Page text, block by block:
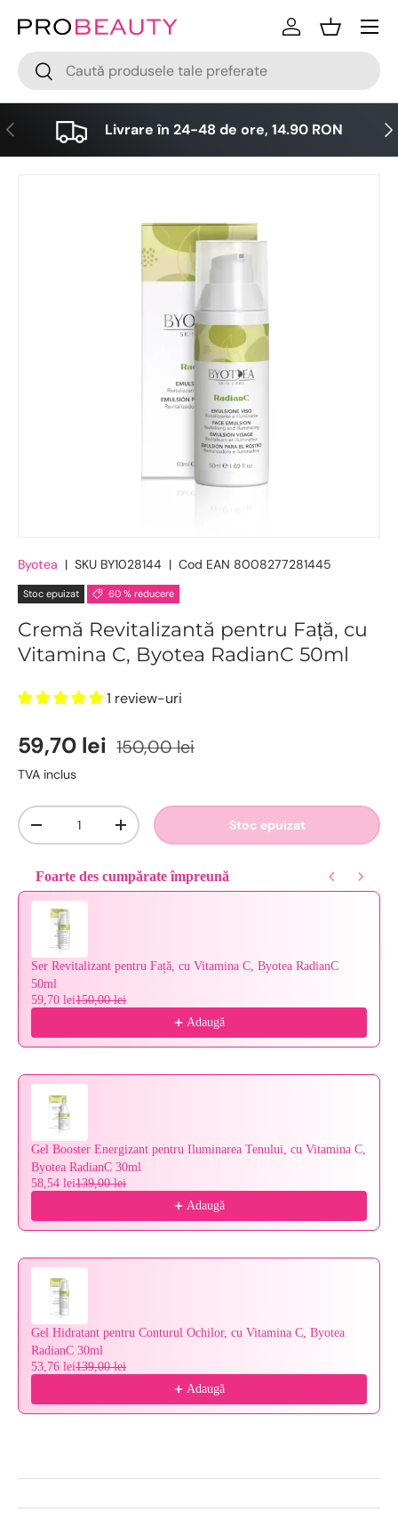
Sari la conținut
Cǎutare
Cǎutare
LogareCos
Meniu
Anterior Livrare în 24-48 de ore, 14.90 RON
Byotea | SKU BY1028144 | Cod EAN 8008277281445
Stoc epuizat 60 % reducere
Cremă Revitalizantă pentru Față, cu
Vitamina C, Byotea RadianC 50ml
1 review-uri
59,70 lei 150,00 lei
TVA inclus
Cantitate
-
+ Stoc epuizat
Foarte des cumpărate împreună
Use the Previous and Next buttons to navigate through product
Ser Revitalizant pentru Față, cu Vitamina C, Byotea RadianC
50ml
59,70 lei150,00 lei
Adaugă
Gel Booster Energizant pentru Iluminarea Tenului, cu Vitamina C,
Byotea RadianC 30ml
58,54 lei139,00 lei
Adaugă
Gel Hidratant pentru Conturul Ochilor, cu Vitamina C, Byotea
RadianC 30ml
53,76 lei139,00 lei
Adaugă